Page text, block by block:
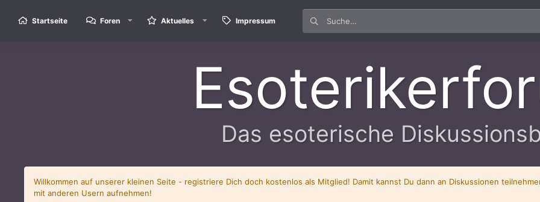
Startseite Foren Aktuelles Impressum
Das esoterische
Willkommen auf unserer kleinen Seite - registriere Dich doch kostenlos als Mitglied! Damit kannst Du dann an Diskussionen
mit anderen Usern aufnehmen!